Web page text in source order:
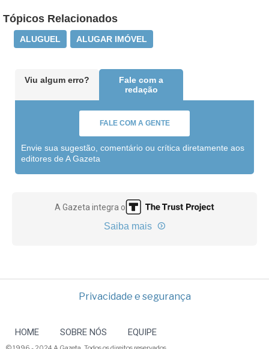
Tópicos Relacionados
ALUGUEL ALUGAR IMÓVEL
Viu algum erro?
Fale com a
redação
FALE COM A GENTE
Envie sua sugestão, comentário ou crítica diretamente aos
editores de A Gazeta
A Gazeta integra o
Saiba mais
Privacidade e segurança
HOME SOBRE NÓS EQUIPE